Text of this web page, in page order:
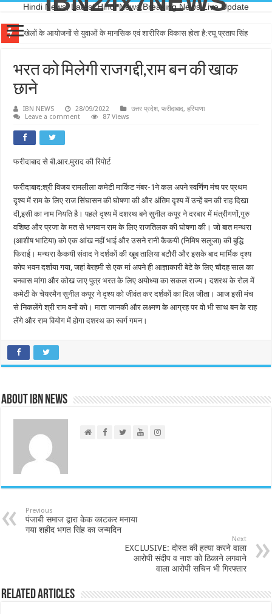
Hindi News, Latest Hindi News,Breaking News,Live Update
खेलों के आयोजनों से युवाओं के मानसिक एवं शारीरिक विकास होता है:रघू प्रताप सिंह
भरत को मिलेगी राजगद्दी,राम बन की खाक
छाने
IBN NEWS 28/09/2022 उत्तर प्रदेश,फरीदाबाद,हरियाणा
Leave a comment
87 Views
फरीदाबाद से बी.आर.मुराद की रिपोर्ट
फरीदाबाद:श्री विजय रामलीला कमेटी मार्किट नंबर-1ने कल अपने स्वर्णिण मंच पर प्रथम
दृश्य में राम के लिए राज सिंघासन की घोषणा की और अंतिम दृश्य में उन्हें बन की राह दिखा
दी,इसी का नाम नियति है। पहले दृश्य में दशरथ बने सुनील कपूर ने दरबार में मंत्रीगणों,गुरु
वशिष्ठ और प्रजा के मत से भगवान राम के लिए राजतिलक की घोषणा की। जो बात मन्थरा
(आशीष भाटिया) को एक आंख नहीं भाई और उसने रानी कैकयी (निमिष सलूजा) की बुद्धि
फिराई। मन्थरा कैकयी संवाद ने दर्शकों की खूब तालिया बटौरी और इसके बाद मार्मिक दृश्य
कोप भवन दर्शाया गया, जहां बेरहमी से एक मां अपने ही आज्ञाकारी बेटे के लिए चौदह साल का
बनवास मांगा और कोख जाए पुत्र भरत के लिए अयोध्या का सकल राज्य। दशरथ के रोल में
कमेटी के चेयरमैन सुनील कपूर ने दृश्य को जीवंत कर दर्शकों का दिल जीता। आज इसी मंच
से निकलेंगे श्री राम वनों को। माता जानकी और लक्ष्मण के आग्रह पर वो भी साथ बन के राह
लेंगे और राम वियोग में होगा दशरथ का स्वर्ग गमन।
About IBN NEWS
Previous
पंजाबी समाज द्वारा केक काटकर मनाया
गया शहीद भगत सिंह का जन्मदिन
Next
EXCLUSIVE: दोस्त की हत्या करने वाला
आरोपी संदीप व नाश को ठिकाने लगवाने
वाला आरोपी सचिन भी गिरफ्तार
Related Articles